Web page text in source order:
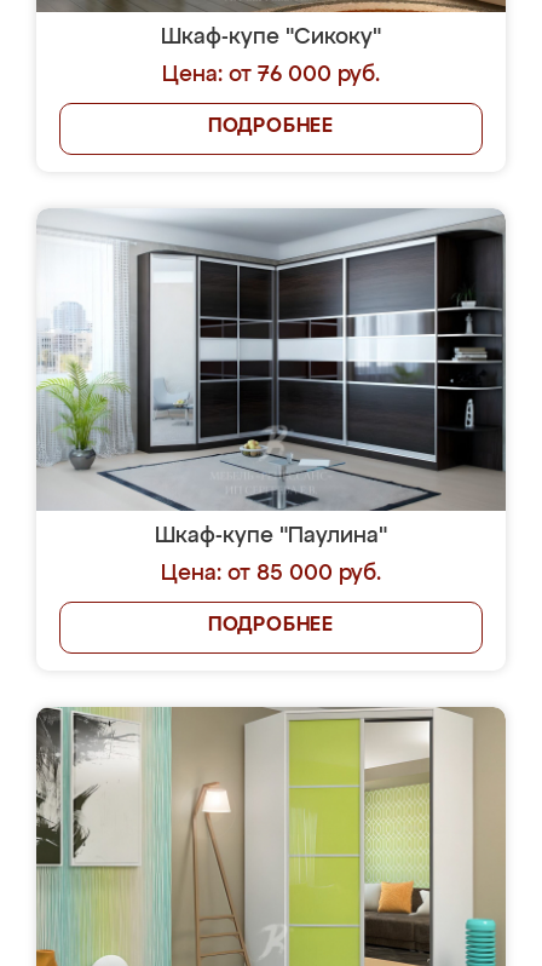
Шкаф-купе "Сикоку"
Цена: от 76 000 руб.
ПОДРОБНЕЕ
Шкаф-купе "Паулина"
Цена: от 85 000 руб.
ПОДРОБНЕЕ